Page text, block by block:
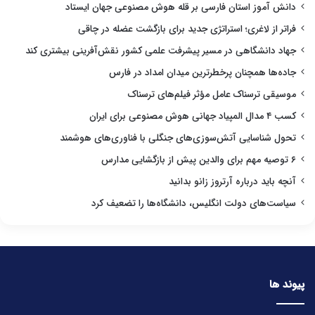
دانش آموز استان فارسی بر قله هوش مصنوعی جهان ایستاد
فراتر از لاغری؛ استراتژی جدید برای بازگشت عضله در چاقی
جهاد دانشگاهی در مسیر پیشرفت علمی کشور نقش‌آفرینی بیشتری کند
جاده‌ها همچنان پرخطرترین میدان امداد در فارس
موسیقی ترسناک عامل مؤثر فیلم‌های ترسناک
کسب ۴ مدال المپیاد جهانی هوش مصنوعی برای ایران
تحول شناسایی آتش‌سوزی‌های جنگلی با فناوری‌های هوشمند
۶ توصیه مهم برای والدین پیش از بازگشایی مدارس
آنچه باید درباره آرتروز زانو بدانید
سیاست‌های دولت انگلیس، دانشگاه‌ها را تضعیف کرد
پیوند ها